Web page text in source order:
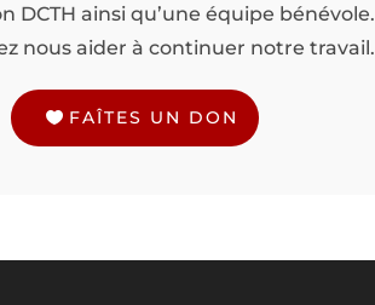
DCTH ainsi qu’une équipe bénévole.
nous aider à continuer notre travail.
FAÎTES UN DON